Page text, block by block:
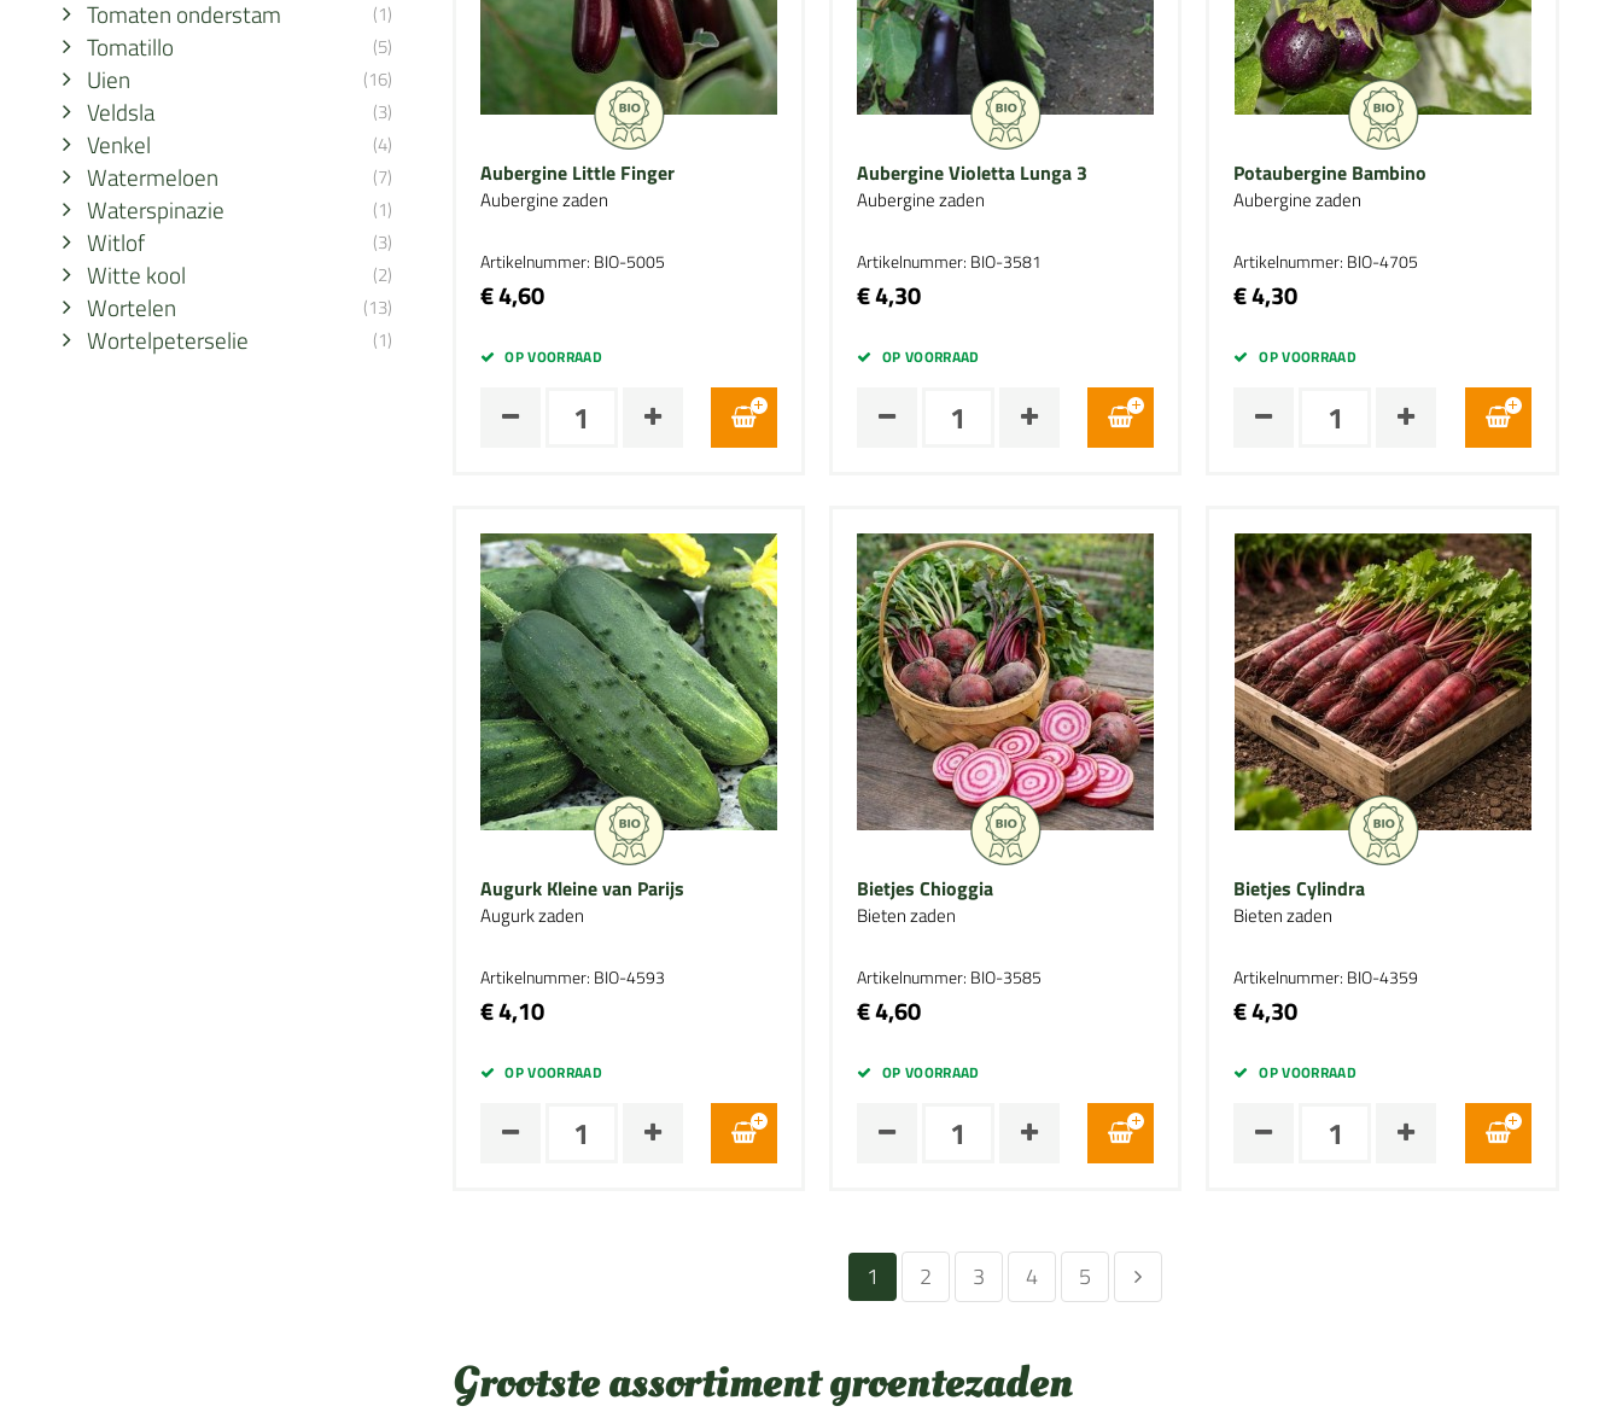
Tomaten onderstam (1)
Tomatillo (5)
Uien (16)
Veldsla (3)
Venkel (4)
Watermeloen (7)
Waterspinazie (1)
Witlof (3)
Witte kool (2)
Wortelen (13)
Wortelpeterselie (1)
Aubergine Little Finger
Aubergine zaden
Artikelnummer: BIO-5005
€ 4,60
OP VOORRAAD
Aubergine Violetta Lunga 3
Aubergine zaden
Artikelnummer: BIO-3581
€ 4,30
OP VOORRAAD
Potaubergine Bambino
Aubergine zaden
Artikelnummer: BIO-4705
€ 4,30
OP VOORRAAD
Augurk Kleine van Parijs
Augurk zaden
Artikelnummer: BIO-4593
€ 4,10
OP VOORRAAD
Bietjes Chioggia
Bieten zaden
Artikelnummer: BIO-3585
€ 4,60
OP VOORRAAD
Bietjes Cylindra
Bieten zaden
Artikelnummer: BIO-4359
€ 4,30
OP VOORRAAD
1 2 3 4 5
Grootste assortiment groentezaden